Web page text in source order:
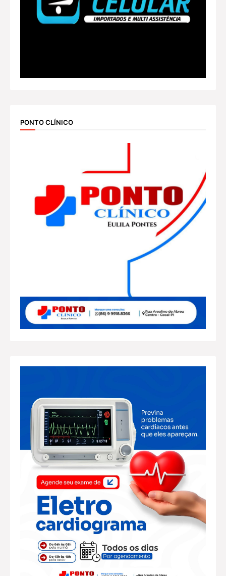
PONTO CLÍNICO